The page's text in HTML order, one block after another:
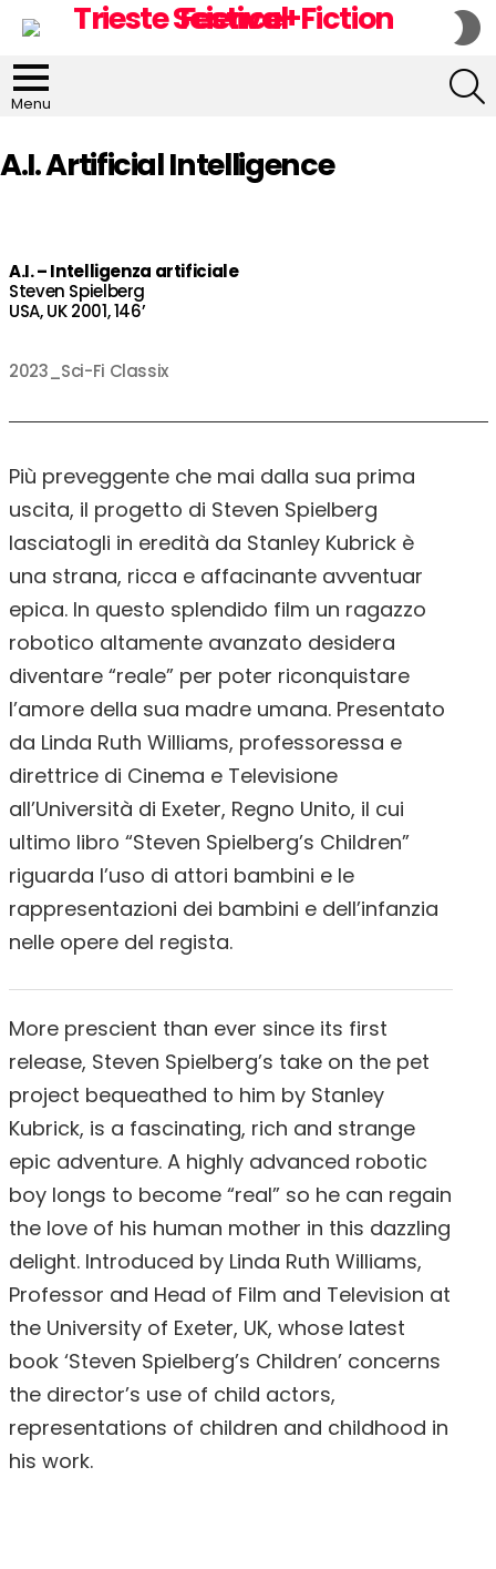
Menu
A.I. Artificial Intelligence
A.I. – Intelligenza artificiale
Steven Spielberg
USA, UK 2001, 146’
2023_Sci-Fi Classix
Più preveggente che mai dalla sua prima
uscita, il progetto di Steven Spielberg
lasciatogli in eredità da Stanley Kubrick è
una strana, ricca e affacinante avventuar
epica. In questo splendido film un ragazzo
robotico altamente avanzato desidera
diventare “reale” per poter riconquistare
l’amore della sua madre umana. Presentato
da Linda Ruth Williams, professoressa e
direttrice di Cinema e Televisione
all’Università di Exeter, Regno Unito, il cui
ultimo libro “Steven Spielberg’s Children”
riguarda l’uso di attori bambini e le
rappresentazioni dei bambini e dell’infanzia
nelle opere del regista.
More prescient than ever since its first
release, Steven Spielberg’s take on the pet
project bequeathed to him by Stanley
Kubrick, is a fascinating, rich and strange
epic adventure. A highly advanced robotic
boy longs to become “real” so he can regain
the love of his human mother in this dazzling
delight. Introduced by Linda Ruth Williams,
Professor and Head of Film and Television at
the University of Exeter, UK, whose latest
book ‘Steven Spielberg’s Children’ concerns
the director’s use of child actors,
representations of children and childhood in
his work.